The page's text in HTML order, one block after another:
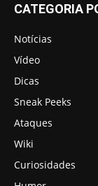
CATEGORIA
Notícias
Vídeo
Dicas
Sneak Peeks
Ataques
Wiki
Curiosidades